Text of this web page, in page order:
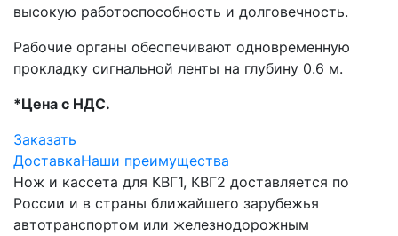
высокую работоспособность и долговечность.
Рабочие органы обеспечивают одновременную
прокладку сигнальной ленты на глубину 0.6 м.
*Цена с НДС.
Заказать
ДоставкаНаши преимущества
Нож и кассета для КВГ1, КВГ2 доставляется по
России и в страны ближайшего зарубежья
автотранспортом или железнодорожным